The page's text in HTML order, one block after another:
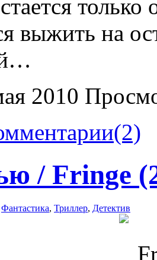
только
выжить на
2010
/ Fringe
Фантастика, Триллер, Детектив